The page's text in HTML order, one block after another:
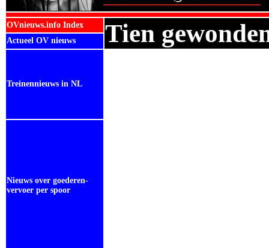
OVnieuws.info Index Tien
Actueel OV nieuws
Treinennieuws in NL
Nieuws over goederen-
vervoer per spoor